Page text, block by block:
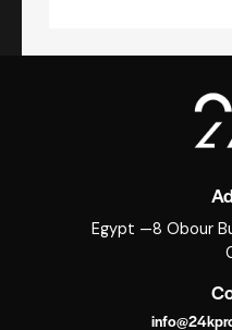
Egypt —8 Obour